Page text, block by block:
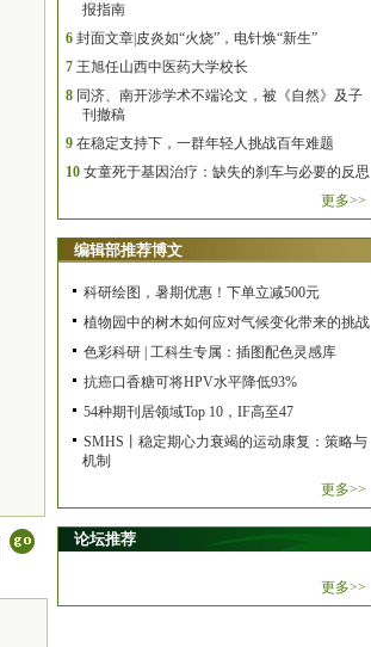
报指南
6 封面文章|皮炎如“火烧”，电针焕“新生”
7 王旭任山西中医药大学校长
8 同济、南开涉学术不端论文，被《自然》及子
刊撤稿
9 在稳定支持下，一群年轻人挑战百年难题
10 女童死于基因治疗：缺失的刹车与必要的反思
更多>>
编辑部推荐博文
科研绘图，暑期优惠！下单立减500元
植物园中的树木如何应对气候变化带来的挑战
色彩科研 | 工科生专属：插图配色灵感库
抗癌口香糖可将HPV水平降低93%
54种期刊居领域Top 10，IF高至47
SMHS丨稳定期心力衰竭的运动康复：策略与
机制
更多>>
论坛推荐
更多>>